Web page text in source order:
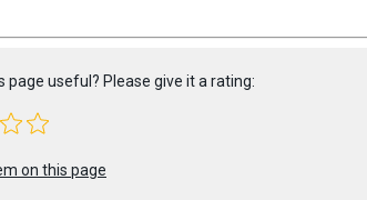
page useful? Please give it a rating:
on this page